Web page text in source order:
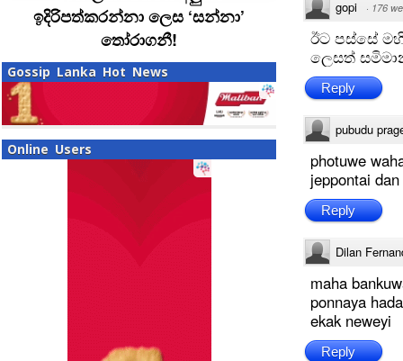
ඉදිරිපත්කරන්නා ලෙස ‘සන්නා’
තෝරාගනී!
Gossip Lanka Hot News
Online Users
gopi · 176
ඊට පස්සේ
ලෙසත්
Reply
pubudu
photuwe
jeppontai
Reply
Dilan
maha
ponnaya
ekak neweyi
Reply